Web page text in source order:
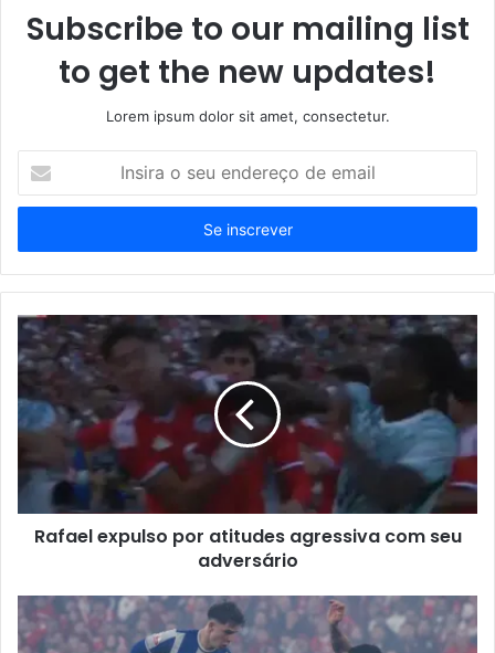
Subscribe to our mailing list
to get the new updates!
Lorem ipsum dolor sit amet, consectetur.
seu
de
email
Rafael expulso por atitudes agressiva com seu
adversário